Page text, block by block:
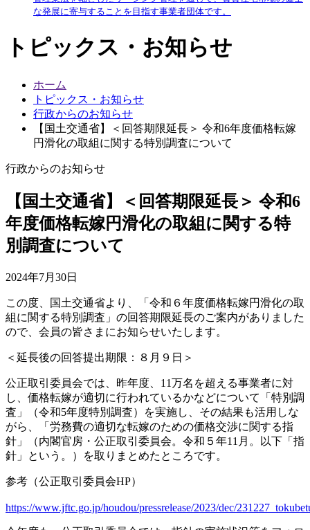
な発展に寄与することを目指す事業者団体です。
トピックス・お知らせ
ホーム
トピックス・お知らせ
行政からのお知らせ
【国土交通省】＜回答期限延長＞ 令和6年度価格転嫁
円滑化の取組に関する特別調査について
行政からのお知らせ
【国土交通省】＜回答期限延長＞ 令和6
年度価格転嫁円滑化の取組に関する特
別調査について
2024年7月30日
この度、国土交通省より、「令和６年度価格転嫁円滑化の取
組に関する特別調査」の回答期限延長のご案内がありました
ので、会員の皆さまにお知らせいたします。
＜延長後の回答提出期限：８月９日＞
公正取引委員会では、昨年度、11万名を超える事業者に対
し、価格転嫁が適切に行われているかなどについて「特別調
査」（令和5年度特別調査）を実施し、 その結果も活用しな
がら、「労務費の適切な転嫁のための価格交渉に関する指
針」（内閣官房・公正取引委員会。令和５年11月。以下「指
針」という。）を取りまとめたところです。
参考（公正取引委員会HP）
https://www.jftc.go.jp/houdou/pressrelease/2023/dec/